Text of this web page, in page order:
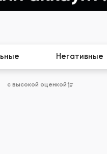
Негативные
с высокой оценкой